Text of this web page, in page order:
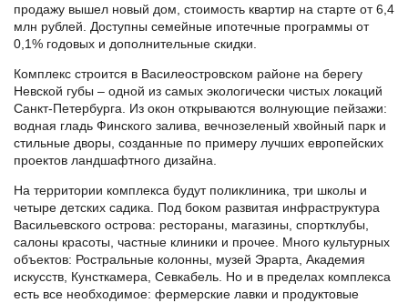
продажу вышел новый дом, стоимость квартир на старте от 6,4
млн рублей. Доступны семейные ипотечные программы от
0,1% годовых и дополнительные скидки.
Комплекс строится в Василеостровском районе на берегу
Невской губы – одной из самых экологически чистых локаций
Санкт-Петербурга. Из окон открываются волнующие пейзажи:
водная гладь Финского залива, вечнозеленый хвойный парк и
стильные дворы, созданные по примеру лучших европейских
проектов ландшафтного дизайна.
На территории комплекса будут поликлиника, три школы и
четыре детских садика. Под боком развитая инфраструктура
Васильевского острова: рестораны, магазины, спортклубы,
салоны красоты, частные клиники и прочее. Много культурных
объектов: Ростральные колонны, музей Эрарта, Академия
искусств, Кунсткамера, Севкабель. Но и в пределах комплекса
есть все необходимое: фермерские лавки и продуктовые